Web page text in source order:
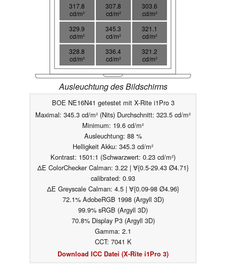
317.8
cd/m²
307.8
cd/m²
303.6
cd/m²
329.9
cd/m²
345.3
cd/m²
321.1
cd/m²
328.8
cd/m²
336.4
cd/m²
321.2
cd/m²
Ausleuchtung des Bildschirms
BOE NE16N41 getestet mit X-Rite i1Pro 3
Maximal: 345.3 cd/m² (Nits) Durchschnitt: 323.5 cd/m²
Minimum: 19.6 cd/m²
Ausleuchtung: 88 %
Helligkeit Akku: 345.3 cd/m²
Kontrast: 1501:1 (Schwarzwert: 0.23 cd/m²)
ΔE ColorChecker Calman: 3.22 | ∀{0.5-29.43 Ø4.71}
calibrated: 0.93
ΔE Greyscale Calman: 4.5 | ∀{0.09-98 Ø4.96}
72.1% AdobeRGB 1998 (Argyll 3D)
99.9% sRGB (Argyll 3D)
70.8% Display P3 (Argyll 3D)
Gamma: 2.1
CCT: 7041 K
Download ICC Datei (X-Rite i1Pro 3)